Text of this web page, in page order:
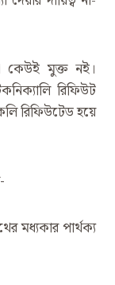
কেউই মুক্ত নই।
রিফিউট
রিফিউটেড হয়ে
মধ্যকার পার্থক্য